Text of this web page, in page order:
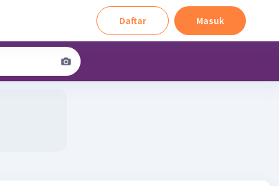
Daftar Masuk